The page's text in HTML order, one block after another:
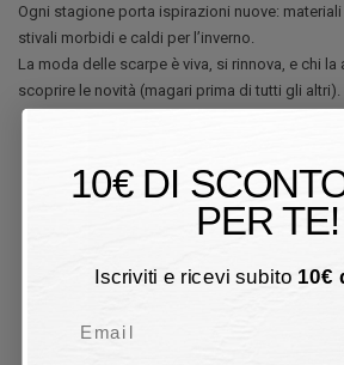
Ogni stagione porta ispirazioni nuove: materiali
stivali morbidi e caldi per l’inverno.
La moda delle scarpe è viva, si rinnova, e chi la
scoprire le novità (magari prima di tutti gli altri).
10€ DI
PER TE!
Iscriviti e ricevi subito 10€